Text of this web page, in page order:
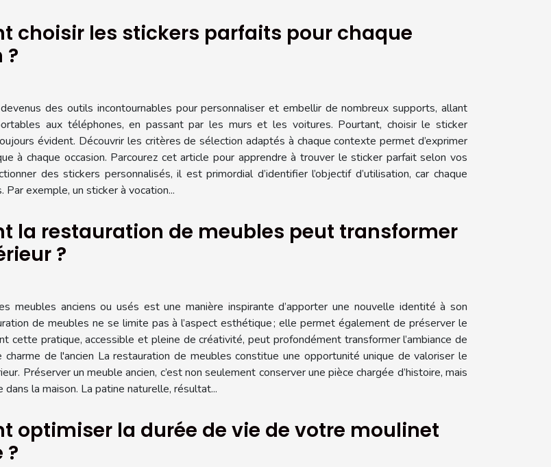
choisir les stickers parfaits pour chaque
?
des outils incontournables pour personnaliser et embellir de nombreux supports, allant
aux téléphones, en passant par les murs et les voitures. Pourtant, choisir le sticker
évident. Découvrir les critères de sélection adaptés à chaque contexte permet d’exprimer
à chaque occasion. Parcourez cet article pour apprendre à trouver le sticker parfait selon vos
des stickers personnalisés, il est primordial d’identifier l’objectif d’utilisation, car chaque
exemple, un sticker à vocation...
la restauration de meubles peut transformer
?
meubles anciens ou usés est une manière inspirante d’apporter une nouvelle identité à son
de meubles ne se limite pas à l’aspect esthétique ; elle permet également de préserver le
cette pratique, accessible et pleine de créativité, peut profondément transformer l’ambiance de
de l'ancien La restauration de meubles constitue une opportunité unique de valoriser le
Préserver un meuble ancien, c’est non seulement conserver une pièce chargée d’histoire, mais
la maison. La patine naturelle, résultat...
optimiser la durée de vie de votre moulinet
?